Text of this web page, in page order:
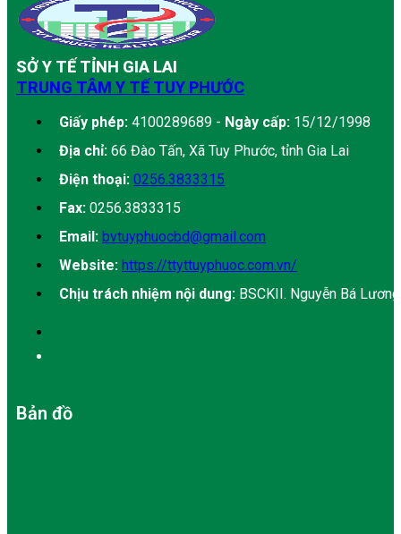
SỞ Y TẾ TỈNH GIA LAI
TRUNG TÂM Y TẾ TUY PHƯỚC
Giấy phép: 4100289689 - Ngày cấp: 15/12/1998
Địa chỉ: 66 Đào Tấn, Xã Tuy Phước, tỉnh Gia Lai
Điện thoại: 0256.3833315
Fax: 0256.3833315
Email: bvtuyphuocbd@gmail.com
Website: https://ttyttuyphuoc.com.vn/
Chịu trách nhiệm nội dung: BSCKII. Nguyễn Bá
Bản đồ